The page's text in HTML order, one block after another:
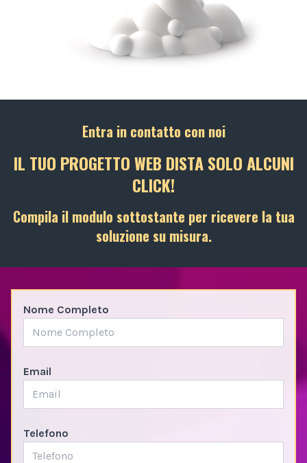
Entra in contatto con noi
IL TUO PROGETTO WEB DISTA SOLO ALCUNI
CLICK!
Compila il modulo sottostante per ricevere la tua
soluzione su misura.
Nome Completo
Email
Telefono